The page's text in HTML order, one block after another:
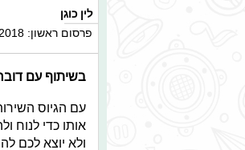
לין כוגן
פרסום ראשון: 18/03/2018, 12:00
בשיתוף עם
עם הגיוס
אותו כדי
ולא יוצא לכם